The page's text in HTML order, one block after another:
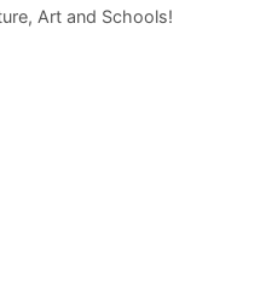
Art and Schools!